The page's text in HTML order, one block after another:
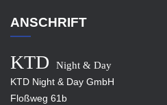
ANSCHRIFT
KTD
Night & Day
KTD Night & Day GmbH
Floßweg 61b